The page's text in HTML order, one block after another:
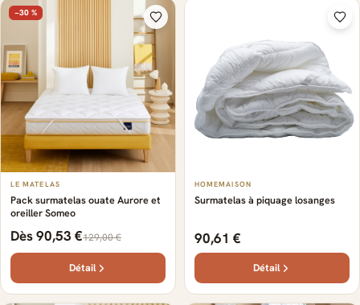
−30 %
LE MATELAS
Pack surmatelas ouate Aurore et
oreiller Someo
Dès 90,53 €129,00 €
Détail
HOMEMAISON
Surmatelas à piquage losanges
90,61 €
Détail